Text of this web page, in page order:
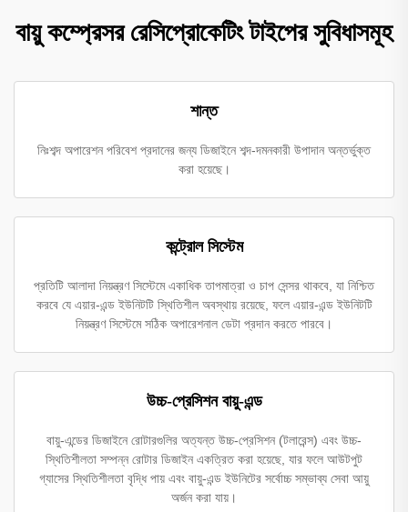
বায়ু কম্প্রেসর রেসিপ্রোকেটিং টাইপের সুবিধাসমূহ
শান্ত
নিঃশব্দ অপারেশন পরিবেশ প্রদানের জন্য ডিজাইনে শব্দ-দমনকারী উপাদান অন্তর্ভুক্ত
করা হয়েছে।
কন্ট্রোল সিস্টেম
প্রতিটি আলাদা নিয়ন্ত্রণ সিস্টেমে একাধিক তাপমাত্রা ও চাপ সেন্সর থাকবে, যা নিশ্চিত
করবে যে এয়ার-এন্ড ইউনিটটি স্থিতিশীল অবস্থায় রয়েছে, ফলে এয়ার-এন্ড ইউনিটটি
নিয়ন্ত্রণ সিস্টেমে সঠিক অপারেশনাল ডেটা প্রদান করতে পারবে।
উচ্চ-প্রেসিশন বায়ু-এন্ড
বায়ু-এন্ডের ডিজাইনে রোটারগুলির অত্যন্ত উচ্চ-প্রেসিশন (টলারেন্স) এবং উচ্চ-
স্থিতিশীলতা সম্পন্ন রোটার ডিজাইন একত্রিত করা হয়েছে, যার ফলে আউটপুট
গ্যাসের স্থিতিশীলতা বৃদ্ধি পায় এবং বায়ু-এন্ড ইউনিটের সর্বোচ্চ সম্ভাব্য সেবা আয়ু
অর্জন করা যায়।